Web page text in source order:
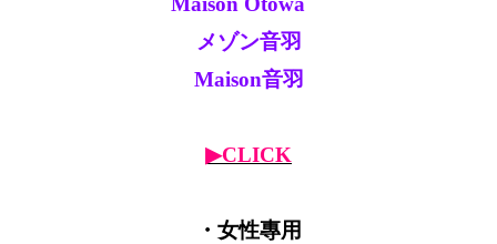
メゾン音羽
Maison音羽
▶CLICK
・女性專用